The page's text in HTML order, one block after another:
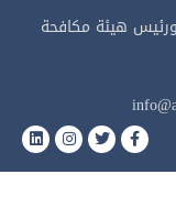
ورئيس هيئة مكافحة